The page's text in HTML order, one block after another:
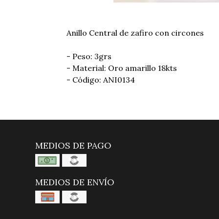
Anillo Central de zafiro con circones
- Peso: 3grs
- Material: Oro amarillo 18kts
- Código: ANI0134
MEDIOS DE PAGO
MEDIOS DE ENVÍO